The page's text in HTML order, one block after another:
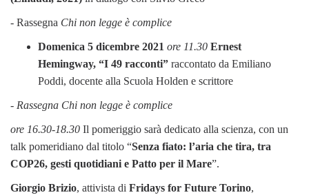
- Rassegna Chi non legge è complice
Domenica 5 dicembre 2021 ore 11.30 Ernest
Hemingway, “I 49 racconti” raccontato da Emiliano
Poddi, docente alla Scuola Holden e scrittore
- Rassegna Chi non legge è complice
ore 16.30-18.30 Il pomeriggio sarà dedicato alla scienza, con un
talk pomeridiano dal titolo “Senza fiato: l’aria che tira, tra
COP26, gesti quotidiani e Patto per il Mare”.
Giorgio Brizio, attivista di Fridays for Future Torino,